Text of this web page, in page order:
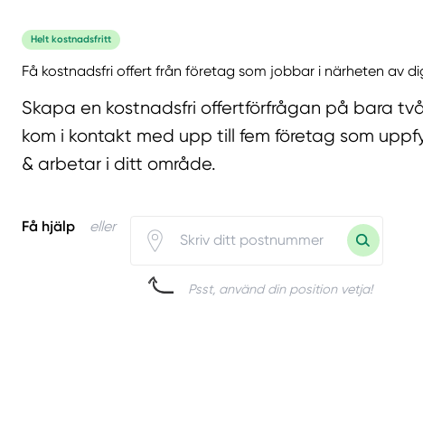
Helt kostnadsfritt
Få kostnadsfri offert från företag som jobbar i närheten av
Skapa en kostnadsfri offertförfrågan på bara
kom i kontakt med upp till fem företag som
& arbetar i ditt område.
Få hjälp eller
Psst, använd din position vetja!